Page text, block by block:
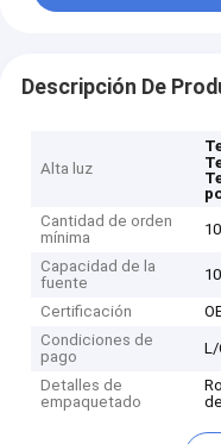
Descripción De
Alta luz
Cantidad de orden
mínima
Capacidad de la
fuente
Certificación
Condiciones de
pago
L/
Detalles de
empaquetado